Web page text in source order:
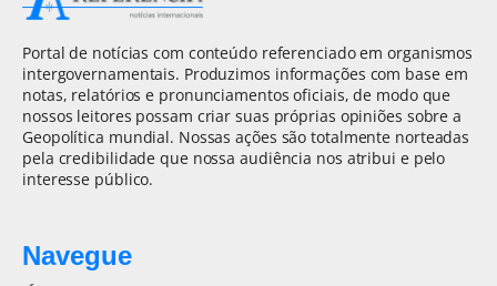
Portal de notícias com conteúdo referenciado em organismos
intergovernamentais. Produzimos informações com base em
notas, relatórios e pronunciamentos oficiais, de modo que
nossos leitores possam criar suas próprias opiniões sobre a
Geopolítica mundial. Nossas ações são totalmente norteadas
pela credibilidade que nossa audiência nos atribui e pelo
interesse público.
Navegue